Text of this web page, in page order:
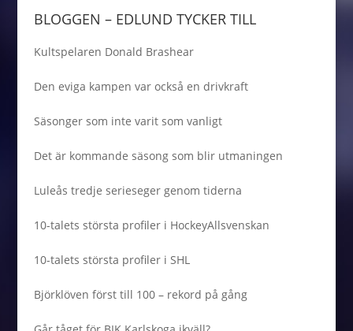
BLOGGEN – EDLUND TYCKER TILL
Kultspelaren Donald Brashear
Den eviga kampen var också en drivkraft
Säsonger som inte varit som vanligt
Det är kommande säsong som blir utmaningen
Luleås tredje serieseger genom tiderna
10-talets största profiler i HockeyAllsvenskan
10-talets största profiler i SHL
Björklöven först till 100 – rekord på gång